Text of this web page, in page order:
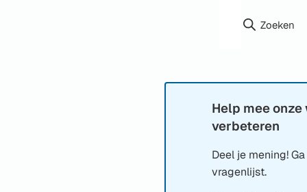
Zoeken
Informatie:
Help mee
verbeteren
Deel je mening!
vragenlijst.